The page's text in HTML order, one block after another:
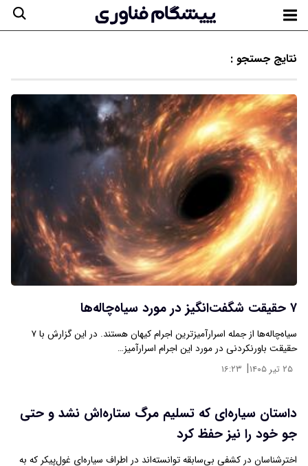
نتایج جستجو :
۷ حقیقت شگفت‌انگیز در مورد سیاه‌چاله‌ها
سیاه‌چاله‌ها از جمله اسرارآمیزترین اجرام کیهان هستند. در این گزارش با ۷
حقیقت باورنکردنی در مورد این اجرام اسرارآمیز…
۲۵ تیر ۱۴۰۵ | ۱۶:۲۳
داستان سیاره‌ای که تسلیم مرگ ستاره‌اش نشد و حتی
جو خود را نیز حفظ کرد
اخترشناسان در کشفی بی‌سابقه توانسته‌اند در اطراف سیاره‌ای غول‌پیکر که به